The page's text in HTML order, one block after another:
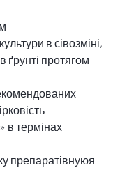
в сівозміні,
ґрунті протягом
в термінах
препаратівнуюя